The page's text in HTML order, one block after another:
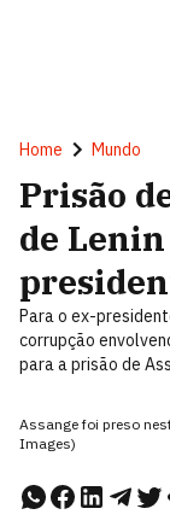
Home Mundo
Prisão
de
Para o ex-
corrupção
para a prisão de
Assange foi preso
Images)